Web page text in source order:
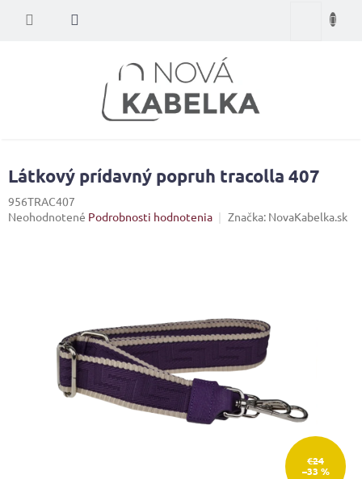
Nákupný
Látkový prídavný popruh tracolla 407
956TRAC407
Priemerné
Neohodnotené Podrobnosti hodnotenia Značka: NovaKabelka.sk
€24
–33 %